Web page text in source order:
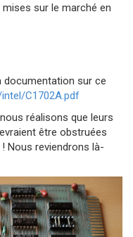
sur le marché en
documentation sur ce
C1702A.pdf
réalisons que leurs
être obstruées
Nous reviendrons là-